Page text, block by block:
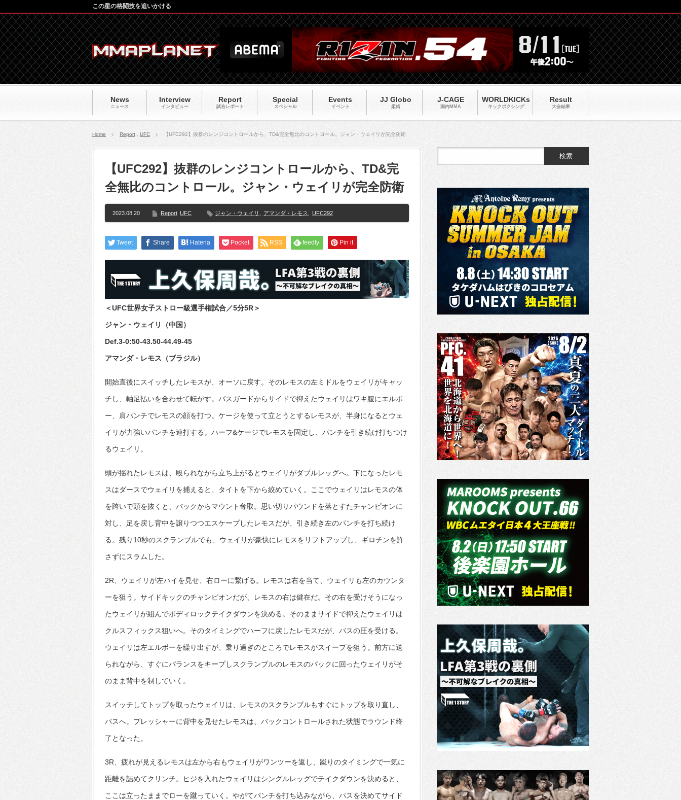
News
ニュース
Interview
インタビュー
Report
試合レポート
Special
スペシャル
Events
イベント
JJ Globo
柔術
J-CAGE
国内MMA
WORLDKICKs
キックポクシング
Result
大会結果
この星の格闘技を追いかける
Home Report UFC 【UFC292】抜群のレンジコントロールから、TD&完全無比のコントロール。ジャン・ウェイリが完全防衛
【UFC292】抜群のレンジコントロールから、TD&完
全無比のコントロール。ジャン・ウェイリが完全防衛
2023.08.20 Report UFC ジャン・ウェイリ アマンダ・レモス UFC292
Tweet Share Hatena Pocket RSS feedly Pin it
＜UFC世界女子ストロー級選手権試合／5分5R＞
ジャン・ウェイリ（中国）
Def.3-0:50-43.50-44.49-45
アマンダ・レモス（ブラジル）
開始直後にスイッチしたレモスが、オーソに戻す。そのレモスの左ミドルをウェイリがキャッ
チし、軸足払いを合わせて転がす。パスガードからサイドで抑えたウェイリはワキ腹にエルボ
ー、肩パンチでレモスの顔を打つ。ケージを使って立とうとするレモスが、半身になるとウェ
イリが力強いパンチを連打する。ハーフ&ケージでレモスを固定し、パンチを引き続け打ちつけ
るウェイリ。
頭が揺れたレモスは、殴られながら立ち上がるとウェイリがダブルレッグへ。下になったレモ
スはダースでウェイリを捕えると、タイトを下から絞めていく。ここでウェイリはレモスの体
を跨いで頭を抜くと、バックからマウント奪取。思い切りパウンドを落とすたチャンピオンに
対し、足を戻し背中を譲りつつエスケープしたレモスだが、引き続き左のパンチを打ち続け
る。残り10秒のスクランブルでも、ウェイリが豪快にレモスをリフトアップし、ギロチンを許
さずにスラムした。
2R、ウェイリが左ハイを見せ、右ローに繋げる。レモスは右を当て、ウェイリも左のカウンタ
ーを狙う。サイドキックのチャンピオンだが、レモスの右は健在だ。その右を受けそうになっ
たウェイリが組んでボディロックテイクダウンを決める。そのままサイドで抑えたウェイリは
クルスフィックス狙いへ。そのタイミングでハーフに戻したレモスだが、パスの圧を受ける。
ウェイリは左エルボーを繰り出すが、乗り過ぎのところでレモスがスイープを狙う。前方に送
られながら、すぐにバランスをキープしスクランブルのレモスのバックに回ったウェイリがそ
のまま背中を制していく。
スイッチしてトップを取ったウェイリは、レモスのスクランブルもすぐにトップを取り直し、
パスへ。プレッシャーに背中を見せたレモスは、バックコントロールされた状態でラウンド終
了となった。
3R、疲れが見えるレモスは左から右もウェイリがワンツーを返し、蹴りのタイミングで一気に
距離を詰めてクリンチ。ヒジを入れたウェイリはシングルレッグでテイクダウンを決めると、
ここは立ったままでローを蹴っていく。やがてパンチを打ち込みながら、パスを決めてサイド